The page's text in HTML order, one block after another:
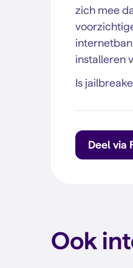
zich mee
installeren
Is
Deel via
Ook